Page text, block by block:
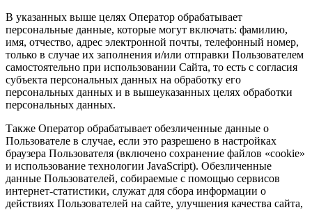
В указанных выше целях Оператор обрабатывает
персональные данные, которые могут включать: фамилию,
имя, отчество, адрес электронной почты, телефонный номер,
только в случае их заполнения и/или отправки Пользователем
самостоятельно при использовании Сайта, то есть с согласия
субъекта персональных данных на обработку его
персональных данных и в вышеуказанных целях обработки
персональных данных.
Также Оператор обрабатывает обезличенные данные о
Пользователе в случае, если это разрешено в настройках
браузера Пользователя (включено сохранение файлов «cookie»
и использование технологии JavaScript). Обезличенные
данные Пользователей, собираемые с помощью сервисов
интернет-статистики, служат для сбора информации о
действиях Пользователей на сайте, улучшения качества сайта,